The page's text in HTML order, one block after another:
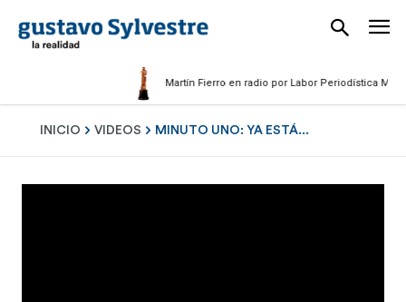
Martín Fierro en radio por Labor Periodística
INICIO VIDEOS MINUTO UNO: YA ESTÁ...